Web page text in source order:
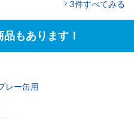
3件すべてみる
もあります！
レー缶用